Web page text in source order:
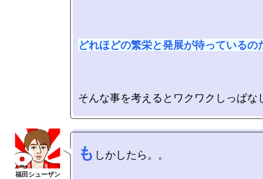
どれほどの繁栄と発展が待っているの
も しかしたら。。